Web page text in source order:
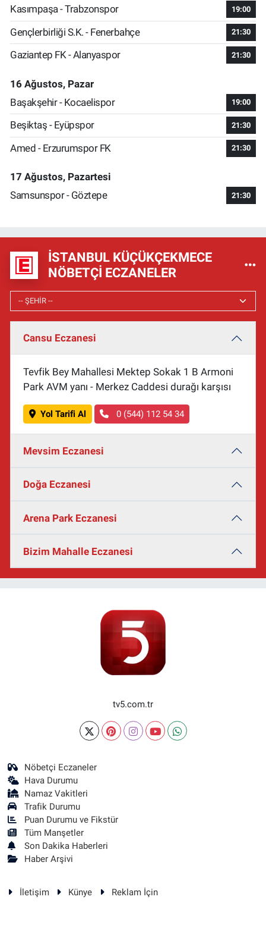
Kasımpaşa - Trabzonspor 19:00
Gençlerbirliği S.K. - Fenerbahçe 21:30
Gaziantep FK - Alanyaspor 21:30
16 Ağustos, Pazar
Başakşehir - Kocaelispor
19:00
Beşiktaş - Eyüpspor 21:30
Amed - Erzurumspor FK 21:30
17 Ağustos, Pazartesi
Samsunspor - Göztepe
21:30
İSTANBUL KÜÇÜKÇEKMECE
NÖBETÇI ECZANELER
Cansu Eczanesi
Tevfik Bey Mahallesi Mektep Sokak 1 B Armoni
Park AVM yanı - Merkez Caddesi durağı karşısı
Yol Tarifi Al 0 (544) 112 54 34
Mevsim Eczanesi
Doğa Eczanesi
Arena Park Eczanesi
Bizim Mahalle Eczanesi
tv5.com.tr
Nöbetçi Eczaneler
Hava Durumu
Namaz Vakitleri
Trafik Durumu
Puan Durumu ve Fikstür
Tüm Manşetler
Son Dakika Haberleri
Haber Arşivi
İletişim Künye Reklam İçin